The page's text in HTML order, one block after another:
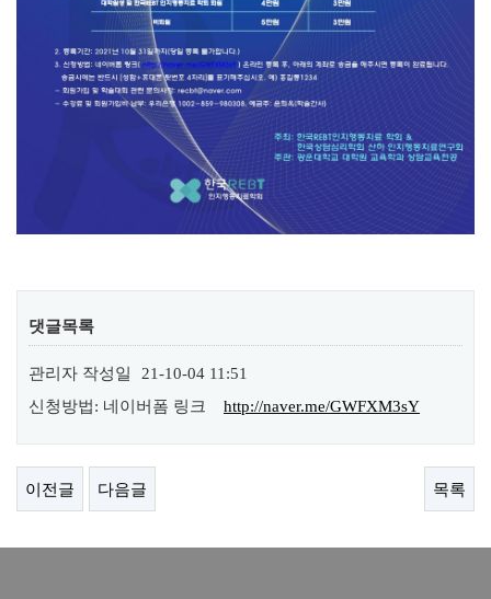
댓글목록
관리자 작성일
21-10-04 11:51
신청방법: 네이버폼 링크 http://naver.me/GWFXM3sY
이전글 다음글 목록